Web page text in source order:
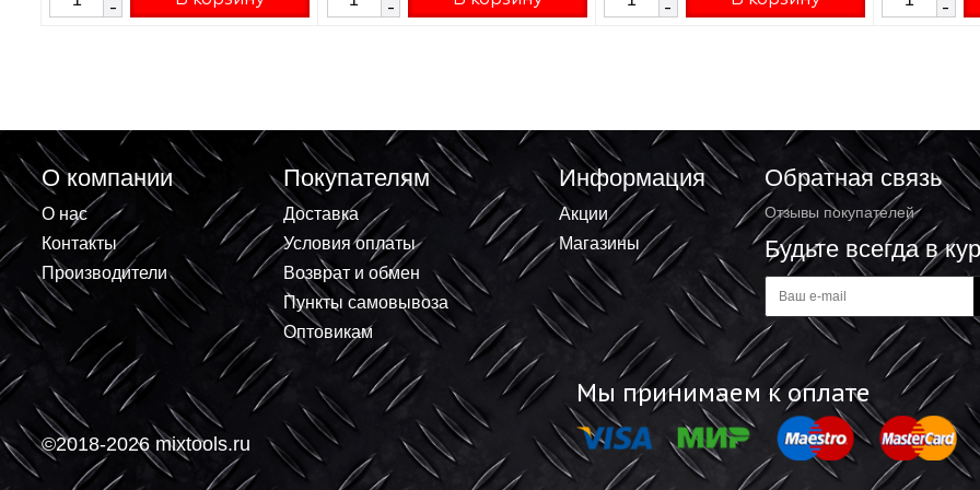
Затирка цементная Litokol
Litochrom EVO 1-6 LE 200 белый 2кг
500180002
359.60 ₽
- В корзину
Затирка цементная Litokol
Litochrom EVO 1-6 LE 205 жасмин
2кг 500190002
431.52 ₽
-
+ В корзину
Затирка цементная Litokol
LITOCHROM LUXURY EVO LLE 200
белый 2кг 500380002
438.90 ₽
-
+ В корзину